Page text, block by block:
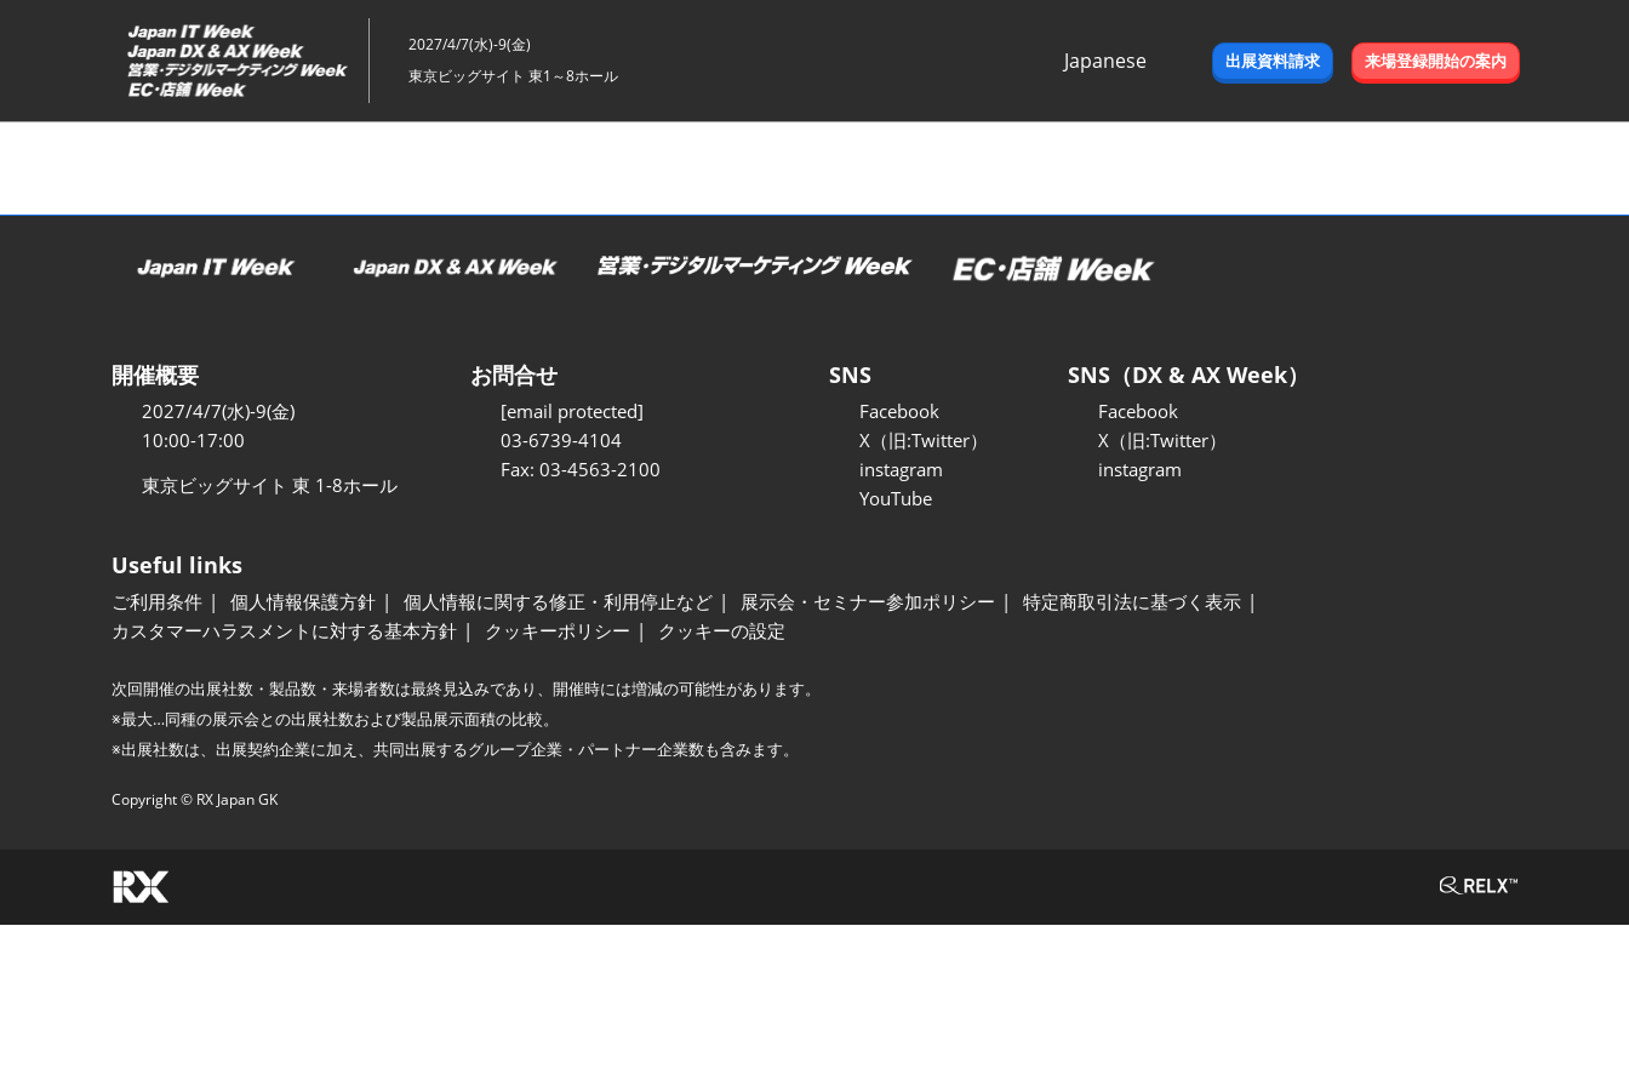
ッ
2027/4/7(水)-9(金)
東京ビッグサイト 東1～8ホール
Japanese
出展資料請求 来場登録開始の案内
開催概要
2027/4/7(水)-9(金)
10:00-17:00
東京ビッグサイト 東 1-8ホール
お問合せ
[email protected]
03-6739-4104
Fax: 03-4563-2100
SNS
Facebook
X（旧:Twitter）
instagram
YouTube
SNS（DX & AX Week）
Facebook
X（旧:Twitter）
instagram
Useful links
ご利用条件 個人情報保護方針 個人情報に関する修正・利用停止など 展示会・セミナー参加ポリシー
特定商取引法に基づく表示
カスタマーハラスメントに対する基本方針
クッキーポリシー クッキーの設定
次回開催の出展社数・製品数・来場者数は最終見込みであり、開催時には増減の可能性があります。
※最大…同種の展示会との出展社数および製品展示面積の比較。
※出展社数は、出展契約企業に加え、共同出展するグループ企業・パートナー企業数も含みます。
Copyright © RX Japan GK